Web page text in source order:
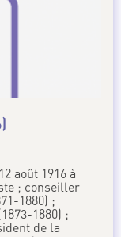
août 1916 à
; conseiller
1880) ;
1880) ;
de la